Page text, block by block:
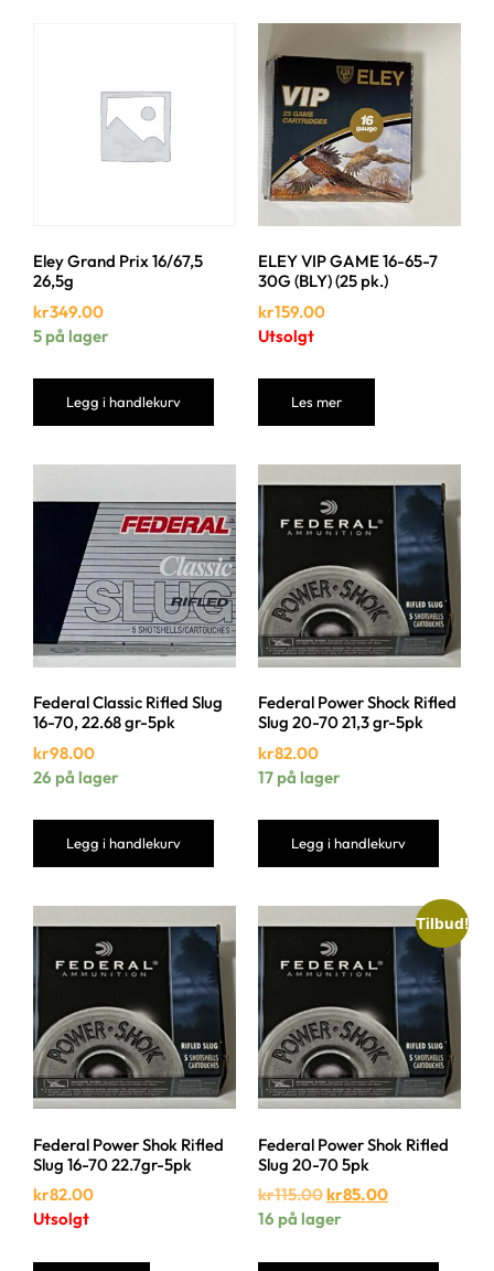
Eley Grand Prix 16/67,5
26,5g
kr349.00
5 på lager
Legg i handlekurv
ELEY VIP GAME 16-65-7
30G (BLY) (25 pk.)
kr159.00
Utsolgt
Les mer
Federal Classic Rifled Slug
16-70, 22.68 gr-5pk
kr98.00
26 på lager
Legg i handlekurv
Federal Power Shock Rifled
Slug 20-70 21,3 gr-5pk
kr82.00
17 på lager
Legg i handlekurv
Federal Power Shok Rifled
Slug 16-70 22.7gr-5pk
kr82.00
Utsolgt
Tilbud!
Federal Power Shok Rifled
Slug 20-70 5pk
kr115.00kr85.00
16 på lager